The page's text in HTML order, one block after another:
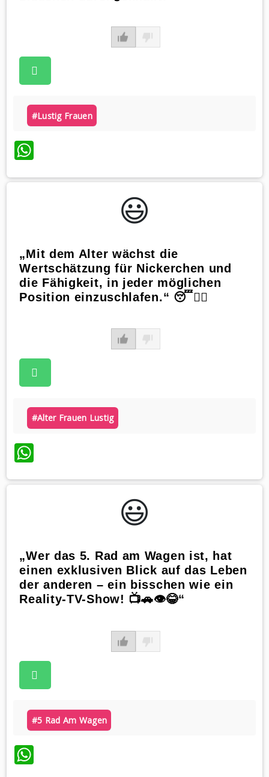
#lustig Frauen
WhatsApp
😃️
„Mit dem Alter wächst die
Wertschätzung für Nickerchen und
die Fähigkeit, in jeder möglichen
Position einzuschlafen.“ 😴🧘‍♀️
#alter Frauen Lustig
WhatsApp
😃️
„Wer das 5. Rad am Wagen ist, hat
einen exklusiven Blick auf das Leben
der anderen – ein bisschen wie ein
Reality-TV-Show! 📺🚗👁️😂“
#5 Rad Am Wagen
WhatsApp